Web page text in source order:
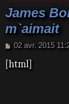
James
m`aimait
M
s
02 avr. 2015
[html]